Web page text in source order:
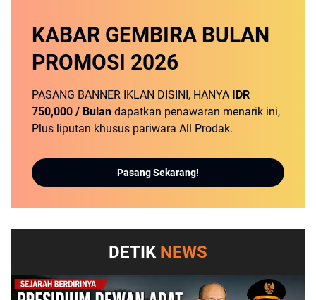
KABAR GEMBIRA BULAN
PROMOSI 2026
PASANG BANNER IKLAN DISINI, HANYA IDR
750,000 / Bulan dapatkan penawaran menarik ini,
Plus liputan khusus pariwara All Prodak.
Pasang Sekarang!
DETIK NEWS